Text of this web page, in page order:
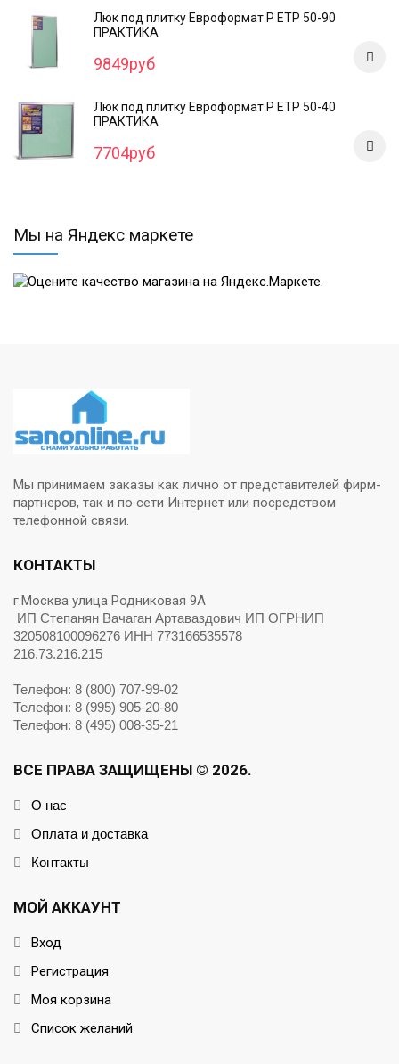
Люк под плитку Евроформат Р ЕТР 50-90
ПРАКТИКА
9849руб
Люк под плитку Евроформат Р ЕТР 50-40
ПРАКТИКА
7704руб
Мы на Яндекс маркете
Мы принимаем заказы как лично от представителей фирм-
партнеров, так и по сети Интернет или посредством
телефонной связи.
КОНТАКТЫ
г.Москва улица Родниковая 9А
ИП Степанян Вачаган Артаваздович ИП ОГРНИП
320508100096276 ИНН 773166535578
216.73.216.215
Телефон: 8 (800) 707-99-02
Телефон: 8 (995) 905-20-80
Телефон: 8 (495) 008-35-21
ВСЕ ПРАВА ЗАЩИЩЕНЫ © 2026.
О нас
Оплата и доставка
Контакты
МОЙ АККАУНТ
Вход
Регистрация
Моя корзина
Список желаний